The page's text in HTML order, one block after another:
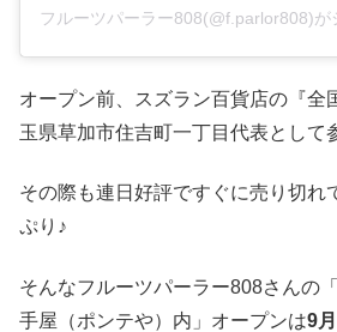
フルーツパーラー808(@f.parlor808)が
オープン前、スズラン百貨店の『全
玉県草加市住吉町一丁目代表として
その際も連日好評ですぐに売り切れ
ぷり♪
そんなフルーツパーラー808さんの
手屋（ポンテや）内」オープンは9